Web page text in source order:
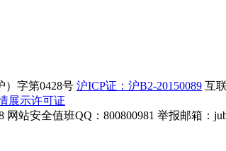
）字第0428号 沪ICP证：沪B2-20150089 互
展示许可证
网站安全值班QQ：800800981 举报邮箱：